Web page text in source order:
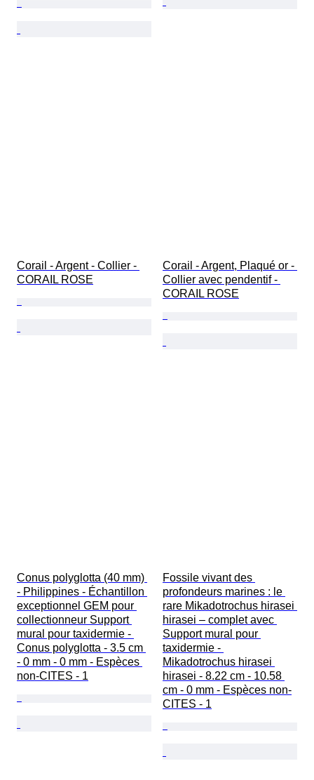
Corail - Argent - Collier -
CORAIL ROSE
Corail - Argent, Plaqué or -
Collier avec pendentif -
CORAIL ROSE
Conus polyglotta (40 mm)
- Philippines - Échantillon
exceptionnel GEM pour
collectionneur Support
mural pour taxidermie -
Conus polyglotta - 3.5 cm
- 0 mm - 0 mm - Espèces
non-CITES - 1
Fossile vivant des
profondeurs marines : le
rare Mikadotrochus hirasei
hirasei – complet avec
Support mural pour
taxidermie -
Mikadotrochus hirasei
hirasei - 8.22 cm - 10.58
cm - 0 mm - Espèces non-
CITES - 1